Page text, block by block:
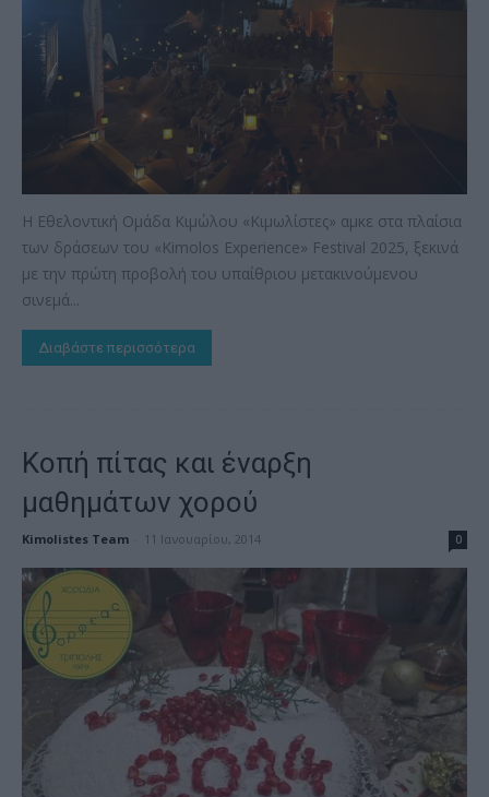
Η Εθελοντική Ομάδα Κιμώλου «Κιμωλίστες» αμκε στα πλαίσια
των δράσεων του «Kimolos Experience» Festival 2025, ξεκινά
με την πρώτη προβολή του υπαίθριου μετακινούμενου
σινεμά...
Διαβάστε περισσότερα
Κοπή πίτας και έναρξη
μαθημάτων χορού
Kimolistes Team 11 Ιανουαρίου, 2014 0